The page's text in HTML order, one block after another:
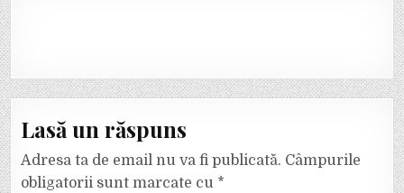
Lasă un răspuns
Adresa ta de email nu va fi publicată. Câmpurile
obligatorii sunt marcate cu *